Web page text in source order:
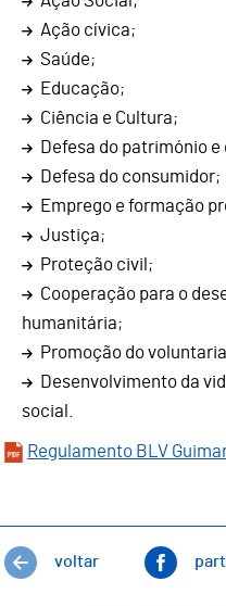
Ação cívica;
Saúde;
Educação;
Ciência e Cultura;
Defesa do património
Defesa do consumidor;
Emprego e formação
Justiça;
Proteção civil;
Cooperação para o
humanitária;
Promoção do
Desenvolvimento da
social.
Regulamento BLV
voltar